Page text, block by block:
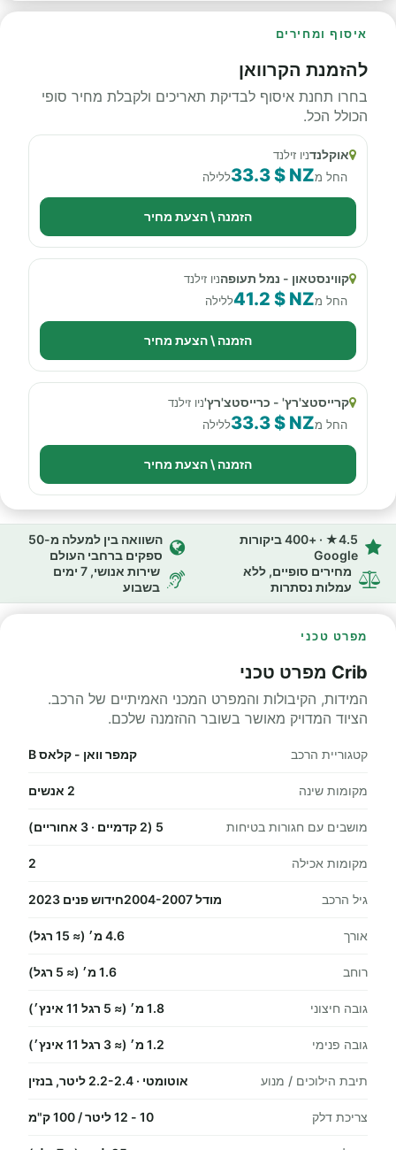
איסוף ומחירים
להזמנת הקרוואן
בחרו תחנת איסוף לבדיקת תאריכים ולקבלת מחיר סופי
הכולל הכל.
אוקלנדניו זילנד
החל מ33.3 $ NZללילה
הזמנה \ הצעת מחיר
קווינסטאון - נמל תעופהניו זילנד
החל מ41.2 $ NZללילה
הזמנה \ הצעת מחיר
קרייסטצ'רץ' - כרייסטצ'רץ'ניו זילנד
החל מ33.3 $ NZללילה
הזמנה \ הצעת מחיר
4.5★ · +400 ביקורות
Google
השוואה בין למעלה מ-50
ספקים ברחבי העולם
מחירים סופיים, ללא
עמלות נסתרות
שירות אנושי, 7 ימים
בשבוע
מפרט טכני
Crib מפרט טכני
המידות, הקיבולות והמפרט המכני האמיתיים של הרכב.
הציוד המדויק מאושר בשובר ההזמנה שלכם.
קטגוריית הרכב קמפר וואן - קלאס B
מקומות שינה 2 אנשים
מושבים עם חגורות בטיחות 5 (2 קדמיים · 3 אחוריים)
מקומות אכילה 2
גיל הרכב מודל 2004-2007חידוש פנים 2023
אורך 4.6 מ׳ (≈ 15 רגל)
רוחב 1.6 מ׳ (≈ 5 רגל)
גובה חיצוני 1.8 מ׳ (≈ 5 רגל 11 אינץ׳)
גובה פנימי 1.2 מ׳ (≈ 3 רגל 11 אינץ׳)
תיבת הילוכים / מנוע אוטומטי · 2.2-2.4 ליטר, בנזין
צריכת דלק 10 - 12 ליטר / 100 ק"מ